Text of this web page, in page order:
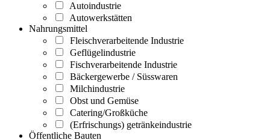
Autoindustrie
Autowerkstätten
Nahrungsmittel
Fleischverarbeitende Industrie
Geflügelindustrie
Fischverarbeitende Industrie
Bäckergewerbe / Süsswaren
Milchindustrie
Obst und Gemüse
Catering/Großküche
(Erfrischungs) getränkeindustrie
Öffentliche Bauten